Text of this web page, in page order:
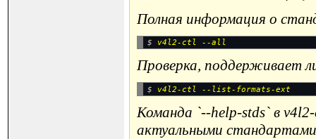
Полная информация о
$
Проверка, поддерживает
$
Команда `--help-stds` в
актуальными